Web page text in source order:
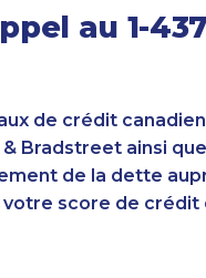
au 1-
de crédit
Bradstreet ainsi
de la dette
score de